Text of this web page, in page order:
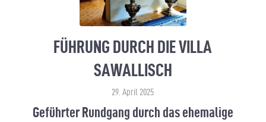
FÜHRUNG DURCH DIE VILLA
SAWALLISCH
29. April 2025
Geführter Rundgang durch das ehemalige